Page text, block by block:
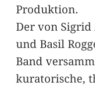
Produktion.
Der von Sigrid
und Basil
Band
kuratorische,